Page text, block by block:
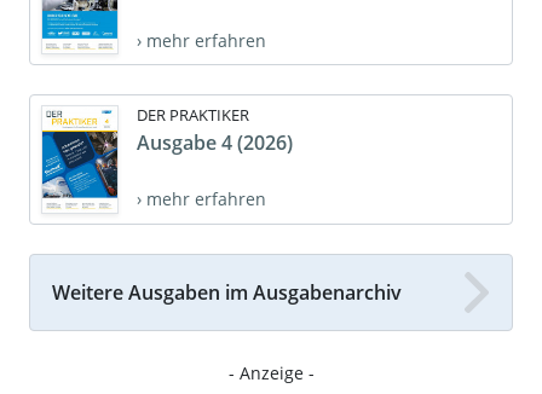
› mehr erfahren
DER PRAKTIKER
Ausgabe 4 (2026)
› mehr erfahren
Weitere Ausgaben im Ausgabenarchiv
- Anzeige -